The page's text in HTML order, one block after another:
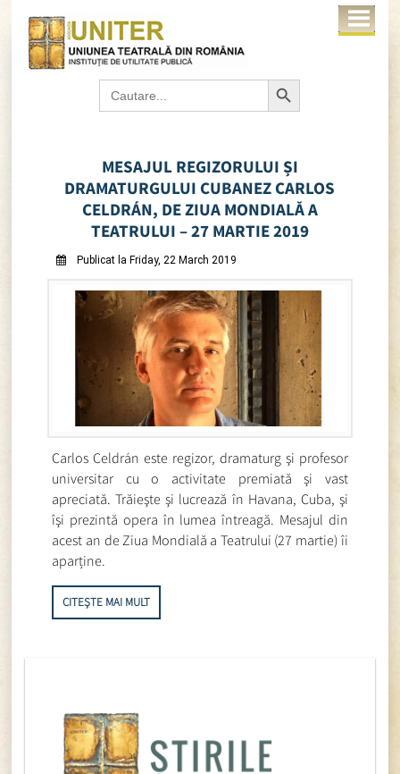
Search
for:
Search Button
MESAJUL REGIZORULUI ȘI
DRAMATURGULUI CUBANEZ CARLOS
CELDRÁN, DE ZIUA MONDIALĂ A
TEATRULUI – 27 MARTIE 2019
Publicat la Friday, 22 March 2019
Carlos Celdrán este regizor, dramaturg şi profesor
universitar cu o activitate premiată şi vast
apreciată. Trăieşte şi lucrează în Havana, Cuba, şi
îşi prezintă opera în lumea întreagă. Mesajul din
acest an de Ziua Mondială a Teatrului (27 martie) îi
aparține.
CITEȘTE MAI MULT